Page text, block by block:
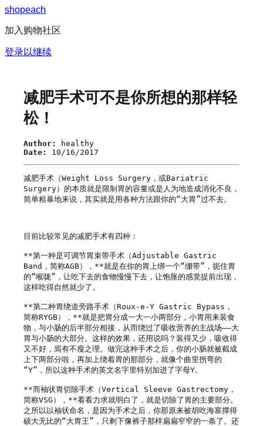
shopeach
加入购物社区
登录以继续
减肥手术可不是你所想的那样轻
松！
Author:
healthy
Date:
10/16/2017
减肥手术（Weight Loss Surgery，或Bariatric
Surgery）的本质就是限制胃的容量或是人为地造成消化不良，
简单粗暴地来说，其实就是用各种方法跟你的“大胃”过不去。
目前比较常见的减肥手术有四种：
**第一种是可调节胃束带手术（Adjustable Gastric
Band，简称AGB），**就是在你的胃上绑一个“绷带”，扼住胃
的“喉咙”，让吃下去的食物慢慢下去，让饱胀的感觉提前出现，
这样吃得自然就少了。
**第二种胃绕道旁路手术（Roux-e-Y Gastric Bypass，
简称RYGB），**就是把胃分成一大一小两部分，小胃用来装食
物，与小肠的后半部分相接，从而绕过了吸收营养的主战场——大
胃与小肠的大部分。这样的效果，还用说吗？装得又少，吸收得
又不好，焉有不瘦之理。做完这种手术之后，你的小肠就被截成
上下两部分啦，再加上绕着胃的那部分，就像个曲里拐弯的
“Y”，所以这种手术的英文名字里特别加进了字母Y。
**而袖状胃切除手术（Vertical Sleeve Gastrectomy，
简称VSG），**看看力求就明白了，就是切除了胃的主要部分。
之所以以袖状命名，是因为手术之后，你那原来被胡吃海塞撑得
硕大无比的“大胃王”，只剩下像裤子那样扁扁窄窄的一条了。还